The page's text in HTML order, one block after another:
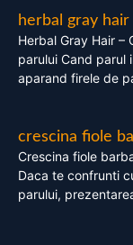
herbal gray hair
Herbal Gray Hair –
parului Cand parul
aparand firele de
crescina fiole
Crescina fiole
Daca te confrunti
parului,